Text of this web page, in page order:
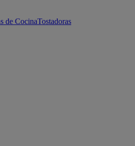
de CocinaTostadoras